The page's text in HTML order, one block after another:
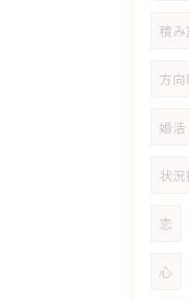
積み
方向
婚活
状況
恋
心